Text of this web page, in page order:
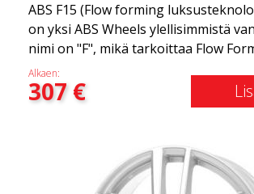
ABS F15 (Flow forming
on yksi ABS Wheels ylellisimmistä
nimi on "F", mikä tarkoittaa Flow
tekniikkaa. ABS F15:ssä on 30 asteen
yhdistettynä Infini-Lip-teknologiaan,
dynaamisen muotoilun. Jos etsit
ABS F15 on taottu vanne? Taottujen
tunnetaan myös nimellä flow
merkittävä painonsäästö. Monet
Alkaen:
307€